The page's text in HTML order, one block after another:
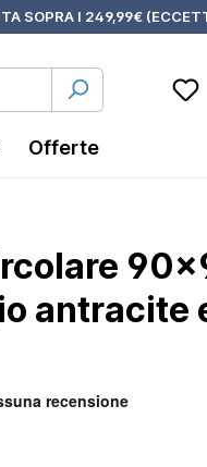
SOPRA I 249,99€
Offerte
antracite